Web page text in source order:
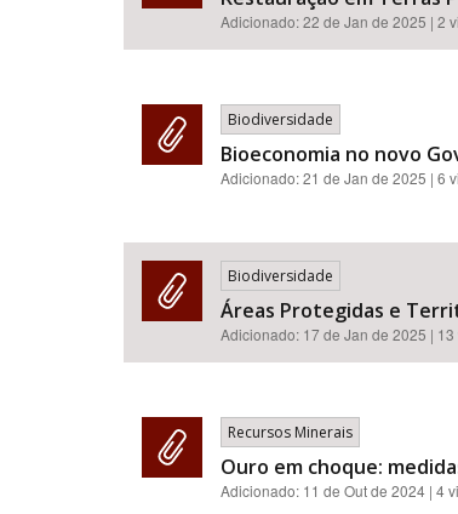
Adicionado:22 de Jan de 2025 | 2
Biodiversidade
Bioeconomia no novo
Adicionado:21 de Jan de 2025 | 6
Biodiversidade
Áreas Protegidas e
Adicionado: 17 de Jan de 2025 |
Recursos Minerais
Ouro em choque:
Adicionado: 11 de Out de 2024 | 4